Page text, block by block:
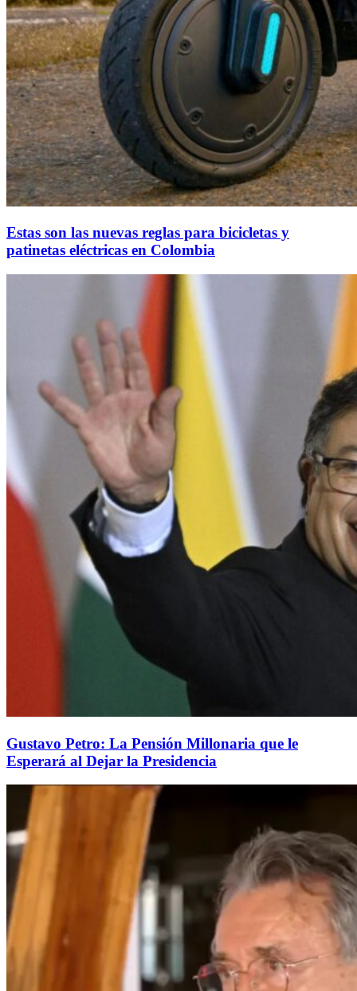
Estas son las nuevas reglas para bicicletas y
patinetas eléctricas en Colombia
Gustavo Petro: La Pensión Millonaria que le
Esperará al Dejar la Presidencia